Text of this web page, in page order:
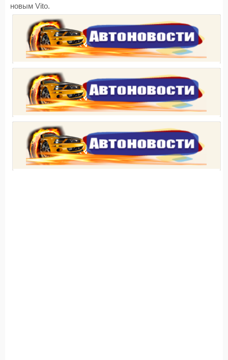
новым Vito.